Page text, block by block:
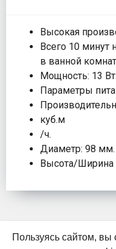
Пользуясь сайтом, вы
Высокая
Всего 10 минут
в ванной
Мощность: 13 Вт.
Параметры
куб.м
/ч.
Диаметр: 98 мм.
Высота/Ширина